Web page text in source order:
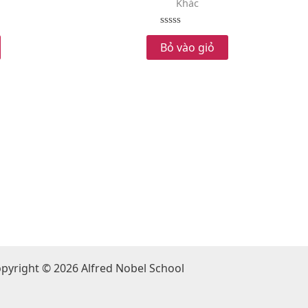
Khác
Rated
0
out
of
Bỏ vào giỏ
© 2026 Alfred Nobel School